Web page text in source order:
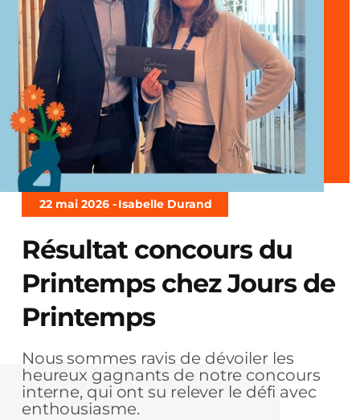
22 mai 2026 -Isabelle Durand
Résultat concours du
Printemps chez Jours de
Printemps
Nous sommes ravis de dévoiler les
heureux gagnants de notre concours
interne, qui ont su relever le défi avec
enthousiasme.